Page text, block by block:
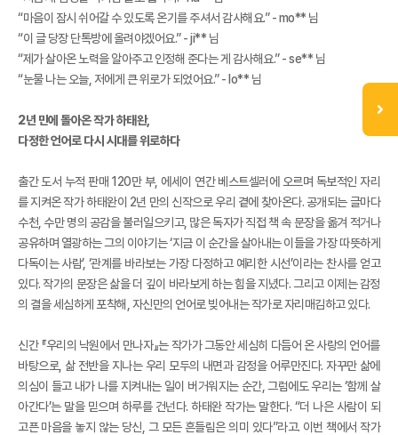
“마음이 잠시 쉬어갈 수 있도록 온기를 주셔서 감사해요.” - mo** 님
“이 글 당장 단톡방에 올려야겠어요.” - ji** 님
“제가 살아온 노력을 알아주고 인정해 준다는 게 감사해요.” - se** 님
“눈물 나는 오늘, 저에게 큰 위로가 되었어요.” - lo** 님
2년 만에 돌아온 작가 하태완,
다정한 언어로 다시 시대를 위로하다
출간 도서 누적 판매 120만 부, 에세이 연간 베스트셀러에 오르며 독보적인 자리
를 지켜온 작가 하태완이 2년 만의 신작으로 우리 곁에 찾아온다. 공개되는 글마다
수천, 수만 명의 공감을 불러일으키고, 많은 독자가 직접 책 속 문장을 옮겨 적거나
공유하며 열광하는 그의 이야기는 ‘지금 이 순간을 살아내는 이들을 가장 따뜻하게
다독이는 사람’, ‘관계를 바라보는 가장 다정하고 예리한 시선’이라는 찬사를 얻고
있다. 작가의 문장은 삶을 더 깊이 바라보게 하는 힘을 지녔다. 그리고 이제는 감정
의 결을 세심하게 포착해, 자신만의 언어로 빚어내는 작가로 자리매김하고 있다.
신간 『우리의 낙원에서 만나자』는 작가가 그동안 세심히 다듬어 온 사랑의 언어를
바탕으로, 삶 전반을 지나는 우리 모두의 내면과 감정을 어루만진다. 자꾸만 삶에
의심이 들고 내가 나를 지켜내는 일이 버거워지는 순간, 그럼에도 우리는 ‘함께 살
아간다’는 말을 믿으며 하루를 건넌다. 하태완 작가는 말한다. “더 나은 사람이 되
고픈 마음을 놓지 않는 당신, 그 모든 흔들림은 의미 있다”라고. 이번 책에서 작가